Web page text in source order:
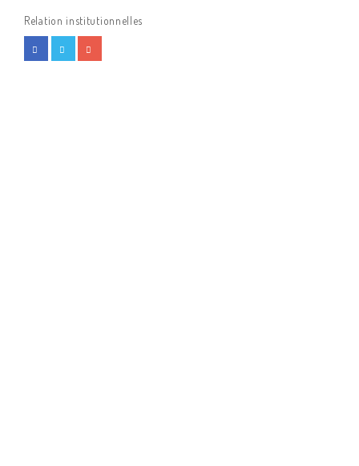
Relation institutionnelles